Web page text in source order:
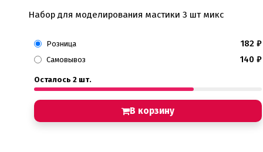
Набор для моделирования мастики 3 шт микс
Розница 182 ₽
Самовывоз 140 ₽
Осталось 2 шт.
В корзину